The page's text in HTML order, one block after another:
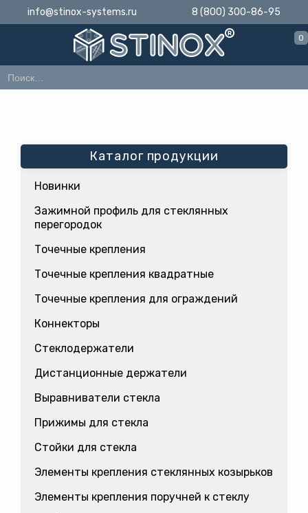
info@stinox-systems.ru 8 (800) 300-86-95
0
Каталог продукции
Новинки
Зажимной профиль для стеклянных
перегородок
Точечные крепления
Точечные крепления квадратные
Точечные крепления для ограждений
Коннекторы
Стеклодержатели
Дистанционные держатели
Выравниватели стекла
Прижимы для стекла
Стойки для стекла
Элементы крепления стеклянных козырьков
Элементы крепления поручней к стеклу